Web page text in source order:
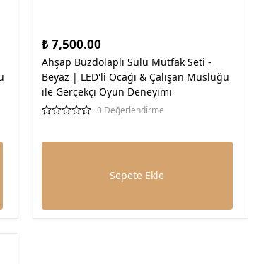
₺ 7,500.00
Ahşap Buzdolaplı Sulu Mutfak Seti -
Beyaz | LED'li Ocağı & Çalışan Musluğu
ile Gerçekçi Oyun Deneyimi
0 Değerlendirme
Sepete Ekle